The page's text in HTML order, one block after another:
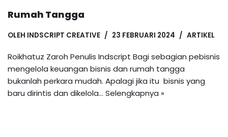
Rumah Tangga
OLEH INDSCRIPT CREATIVE 23 FEBRUARI 2024 ARTIKEL
Roikhatuz Zaroh Penulis Indscript Bagi sebagian pebisnis
mengelola keuangan bisnis dan rumah tangga
bukanlah perkara mudah. Apalagi jika itu bisnis yang
baru dirintis dan dikelola… Selengkapnya »